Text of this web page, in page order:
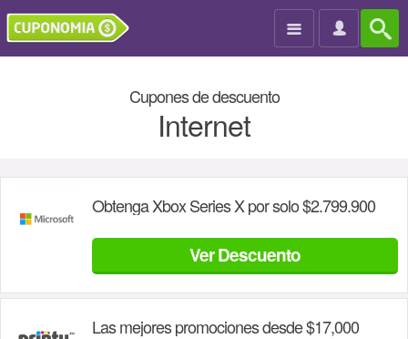

Cupones de descuento
Internet
Obtenga Xbox Series X por solo $2.799.900
Ver Descuento
Las mejores promociones desde $17,000